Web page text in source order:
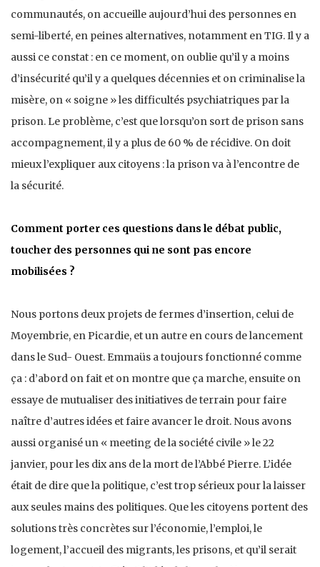
communautés, on accueille aujourd’hui des personnes en
semi-liberté, en peines alternatives, notamment en TIG. Il y a
aussi ce constat : en ce moment, on oublie qu’il y a moins
d’insécurité qu’il y a quelques décennies et on criminalise la
misère, on « soigne » les difficultés psychiatriques par la
prison. Le problème, c’est que lorsqu’on sort de prison sans
accompagnement, il y a plus de 60 % de récidive. On doit
mieux l’expliquer aux citoyens : la prison va à l’encontre de
la sécurité.
Comment porter ces questions dans le débat public,
toucher des personnes qui ne sont pas encore
mobilisées ?
Nous portons deux projets de fermes d’insertion, celui de
Moyembrie, en Picardie, et un autre en cours de lancement
dans le Sud- Ouest. Emmaüs a toujours fonctionné comme
ça : d’abord on fait et on montre que ça marche, ensuite on
essaye de mutualiser des initiatives de terrain pour faire
naître d’autres idées et faire avancer le droit. Nous avons
aussi organisé un « meeting de la société civile » le 22
janvier, pour les dix ans de la mort de l’Abbé Pierre. L’idée
était de dire que la politique, c’est trop sérieux pour la laisser
aux seules mains des politiques. Que les citoyens portent des
solutions très concrètes sur l’économie, l’emploi, le
logement, l’accueil des migrants, les prisons, et qu’il serait